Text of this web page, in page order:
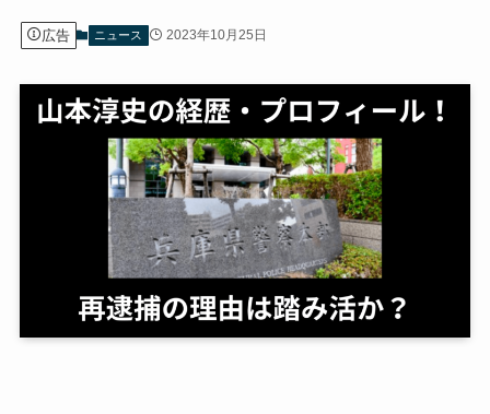
広告 ニュース 2023年10月25日